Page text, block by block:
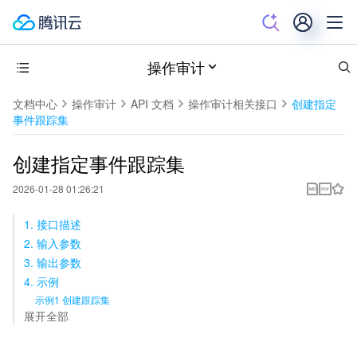
操作审计
文档中心 操作审计 API 文档 操作审计相关接口
创建指定
事件跟踪集
创建指定事件跟踪集
2026-01-28 01:26:21
1. 接口描述
2. 输入参数
3. 输出参数
4. 示例
示例1 创建跟踪集
展开全部